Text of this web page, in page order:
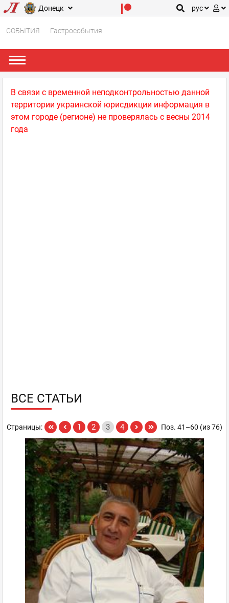
Донецк рус
СОБЫТИЯ Гастрособытия
В связи с временной неподконтрольностью данной
территории украинской юрисдикции информация в
этом городе (регионе) не проверялась с весны 2014
года
ВСЕ СТАТЬИ
Поз. 41–60 (из 76)
Страницы: 1 2 3 4